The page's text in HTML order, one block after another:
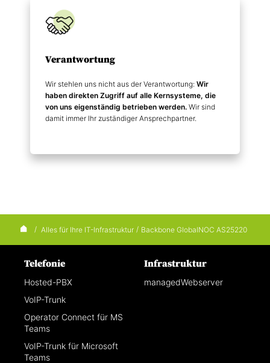
Verantwortung
Wir stehlen uns nicht aus der Verantwortung: Wir
haben direkten Zugriff auf alle Kernsysteme, die
von uns eigenständig betrieben werden. Wir sind
damit immer Ihr zuständiger Ansprechpartner.
/ Alles für Ihre IT-Infrastruktur / Backbone GlobalNOC AS25220
Telefonie
Hosted-PBX
VoIP-Trunk
Operator Connect für MS
Teams
VoIP-Trunk für Microsoft
Teams
Infrastruktur
managedWebserver